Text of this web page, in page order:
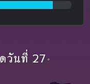
วันที่ 27